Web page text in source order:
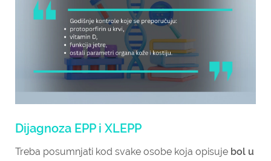
Dijagnoza EPP i XLEPP
Treba posumnjati kod svake osobe koja opisuje bol u